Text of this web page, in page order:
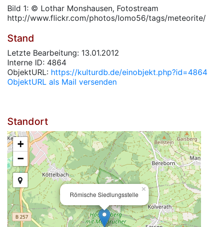
Bild 1: © Lothar Monshausen, Fotostream
http://www.flickr.com/photos/lomo56/tags/meteorite/
Stand
Letzte Bearbeitung: 13.01.2012
Interne ID: 4864
ObjektURL: https://kulturdb.de/einobjekt.php?id=4864
ObjektURL als Mail versenden
Standort
Römische Siedlungsstelle
×
+
−